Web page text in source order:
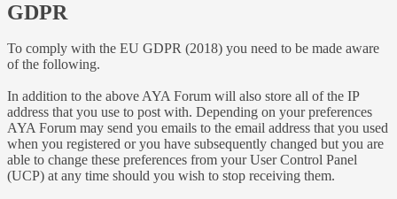
GDPR
To comply with the EU GDPR (2018) you need to be made aware
of the following.
In addition to the above AYA Forum will also store all of the IP
address that you use to post with. Depending on your preferences
AYA Forum may send you emails to the email address that you used
when you registered or you have subsequently changed but you are
able to change these preferences from your User Control Panel
(UCP) at any time should you wish to stop receiving them.